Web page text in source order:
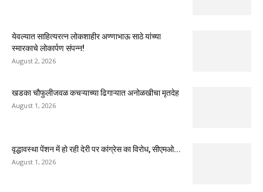
येवल्यात साहित्यरत्न लोकशाहीर अण्णाभाऊ साठे यांच्या
स्मारकाचे लोकार्पण संपन्न!
August 2, 2026
खडका चौफुलीजवळ कचऱ्याच्या ढिगाऱ्यात अनोळखीचा मृतदेह
August 1, 2026
वृद्धावस्था पेंशन में हो रही देरी पर कांग्रेस का विरोध, सीएमओ...
August 1, 2026